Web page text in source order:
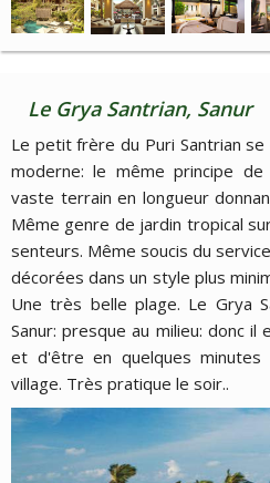
Le Grya Santrian, Sanur
Le petit frère du Puri Santrian
moderne: le même principe
vaste terrain en longueur
Même genre de jardin tropical
senteurs. Même soucis du
décorées dans un style plus
Une très belle plage. Le Grya
Sanur: presque au milieu: donc
et d'être en quelques
village. Très pratique le soir..